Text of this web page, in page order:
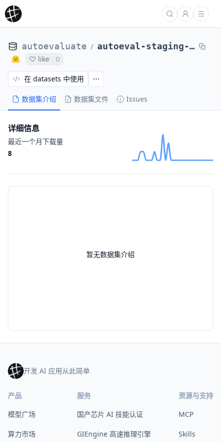
autoevaluate / autoeval-staging-eval-glue-mrpc-e15d1b-14665999
like 0
数据集介绍 数据集文件 Issues
在 datasets 中使用
暂无数据集介绍
详细信息
最近一个月下载量
8
开发 AI 应用从此简单
产品
模型广场
算力市场
服务
国产芯片 AI 技能认证
GIEngine 高速推理引擎
资源与支持
MCP
Skills